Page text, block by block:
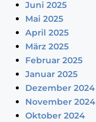
Juni 2025
Mai 2025
April 2025
März 2025
Februar 2025
Januar 2025
Dezember 2024
November 2024
Oktober 2024